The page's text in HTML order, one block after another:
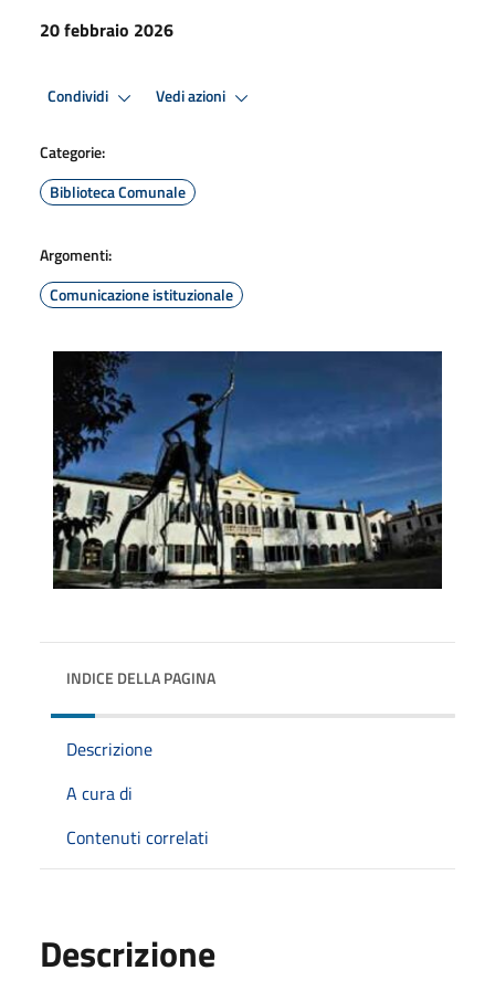
20 febbraio 2026
Condividi Vedi azioni
Categorie:
Biblioteca Comunale
Argomenti:
Comunicazione istituzionale
INDICE DELLA PAGINA
Descrizione
A cura di
Contenuti correlati
Descrizione